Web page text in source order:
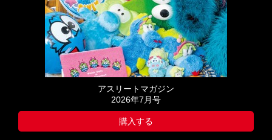
アスリートマガジン
2026年7月号
購入する